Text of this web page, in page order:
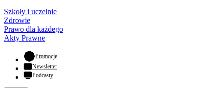
Szkoły i uczelnie
Zdrowie
Prawo dla każdego
Akty Prawne
Promocje- otwiera się w nowej karcie
Newsletter
Podcasty